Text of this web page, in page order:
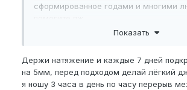
сформированное годами и многими
Кстати по натяжению - я прочитал
скрывается лишь одна метка, то есть
районе 200грамм тяжести
Показать
Держи натяжение и каждые 7 дней
на 5мм, перед подходом делай лёгкий
я ношу 3 часа в день по часу перерыв